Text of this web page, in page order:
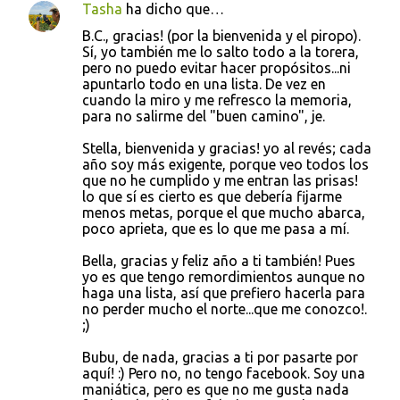
Tasha ha dicho que…
B.C., gracias! (por la bienvenida y el piropo).
Sí, yo también me lo salto todo a la torera,
pero no puedo evitar hacer propósitos...ni
apuntarlo todo en una lista. De vez en
cuando la miro y me refresco la memoria,
para no salirme del "buen camino", je.
Stella, bienvenida y gracias! yo al revés; cada
año soy más exigente, porque veo todos los
que no he cumplido y me entran las prisas!
lo que sí es cierto es que debería fijarme
menos metas, porque el que mucho abarca,
poco aprieta, que es lo que me pasa a mí.
Bella, gracias y feliz año a ti también! Pues
yo es que tengo remordimientos aunque no
haga una lista, así que prefiero hacerla para
no perder mucho el norte...que me conozco!.
;)
Bubu, de nada, gracias a ti por pasarte por
aquí! :) Pero no, no tengo facebook. Soy una
maniática, pero es que no me gusta nada